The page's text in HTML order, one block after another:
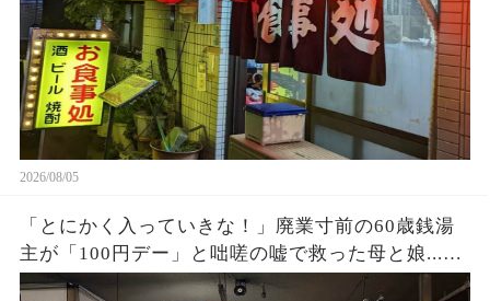
2026/08/05
「とにかく入っていきな！」廃業寸前の60歳銭湯
主が「100円デー」と咄嗟の嘘で救った母と娘...お
店の立ち退き当日、まさかの出来事に…